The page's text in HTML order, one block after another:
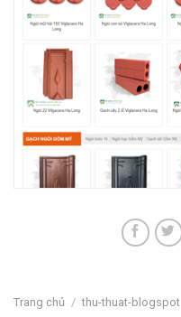
Trang chủ / thu-thuat-blogspot